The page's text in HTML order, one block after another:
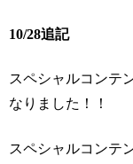
10/28追記
スペシャルコンテ
なりました！！
スペシャルコンテ